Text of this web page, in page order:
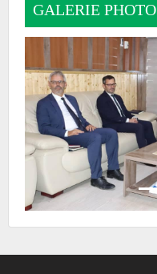
GALERIE PHOTO